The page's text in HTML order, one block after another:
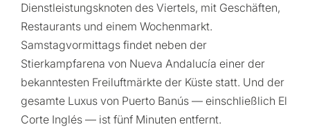
Dienstleistungsknoten des Viertels, mit Geschäften,
Restaurants und einem Wochenmarkt.
Samstagvormittags findet neben der
Stierkampfarena von Nueva Andalucía einer der
bekanntesten Freiluftmärkte der Küste statt. Und der
gesamte Luxus von Puerto Banús — einschließlich El
Corte Inglés — ist fünf Minuten entfernt.